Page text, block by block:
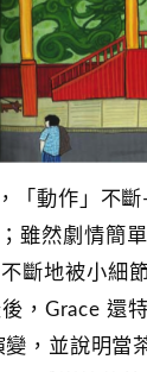
「動作」不
雖然劇情簡
斷地被小細
，Grace 還
，並說明當